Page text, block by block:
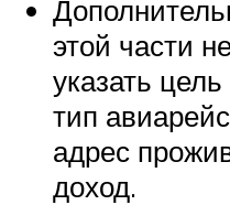
этой части
указать
тип
адрес
доход.